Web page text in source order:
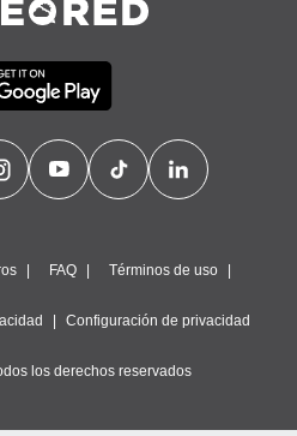
FAQ Términos de uso
Configuración de privacidad
los derechos reservados